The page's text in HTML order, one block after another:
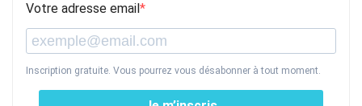
Votre adresse email
Inscription gratuite. Vous pourrez vous désabonner à tout moment.